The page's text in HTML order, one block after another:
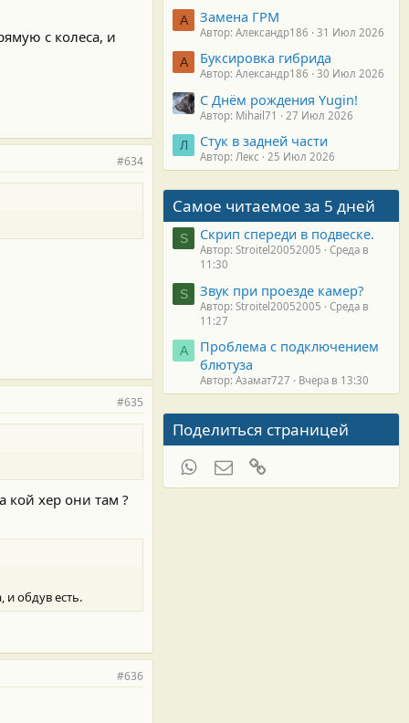
с колеса, и
#634
#635
кой хер они там ?
и обдув есть.
#636
А Замена ГРМ
Автор: Александр186 31 Июл 2026
А Буксировка гибрида
Автор: Александр186 30 Июл 2026
С Днём рождения Yugin!
Автор: Mihail71 27 Июл 2026
Л Стук в задней части
Автор: Лекс 25 Июл 2026
Самое читаемое за 5 дней
S Скрип спереди в подвеске.
Автор: Stroitel20052005
Среда в
11:30
S Звук при проезде камер?
Автор: Stroitel20052005
Среда в
11:27
А
Проблема с подключением
блютуза
Автор: Азамат727 Вчера в 13:30
Поделиться страницей
WhatsAppЭлектронная почта